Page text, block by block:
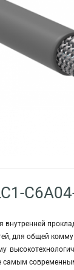
внутренней
для общей
самым